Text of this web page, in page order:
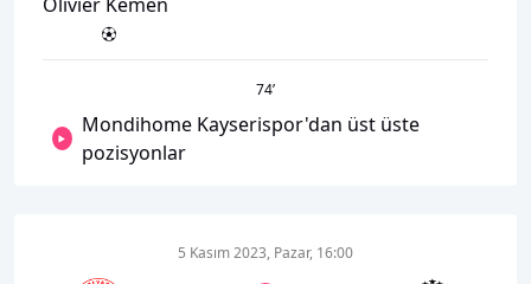
74’
Mondihome Kayserispor'dan üst üste
pozisyonlar
5 Kasım 2023, Pazar, 16:00